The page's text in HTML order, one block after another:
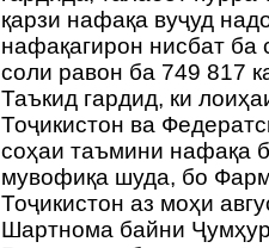
қарзи нафақа вуҷуд
нафақагирон нисбат
соли равон ба 749 817
Таъкид гардид, ки
Тоҷикистон ва
соҳаи таъмини нафақа
мувофиқа шуда, бо
Тоҷикистон аз моҳи
Шартнома байни